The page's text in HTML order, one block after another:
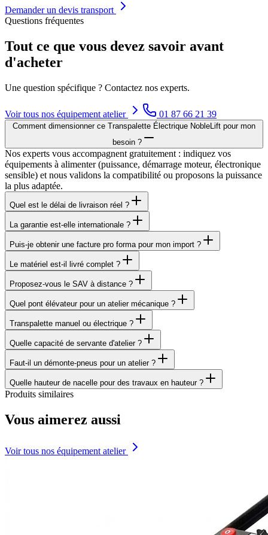
Demander un devis transport
Questions fréquentes
Tout ce que vous devez savoir avant
d'acheter
Une question spécifique ? Contactez nos experts.
Voir tous nos équipement atelier 01 87 66 21 39
Comment dimensionner ce Transpalette Électrique NobleLift pour mon
besoin ?
Nos experts vous accompagnent gratuitement : indiquez vos
équipements à alimenter (puissance, démarrage moteur, électronique
sensible) et nous validons la compatibilité ou proposons la puissance
la plus adaptée.
Quel est le délai de livraison réel ?
La garantie est-elle internationale ?
Puis-je obtenir une facture pro forma pour mon import ?
Le matériel est-il livré complet ?
Proposez-vous le SAV à distance ?
Quel pont élévateur pour un atelier mécanique ?
Transpalette manuel ou électrique ?
Quelle capacité de servante d'atelier ?
Faut-il un démonte-pneus pour un atelier ?
Quelle hauteur de nacelle pour des travaux en hauteur ?
Produits similaires
Vous aimerez aussi
Voir tous nos équipement atelier